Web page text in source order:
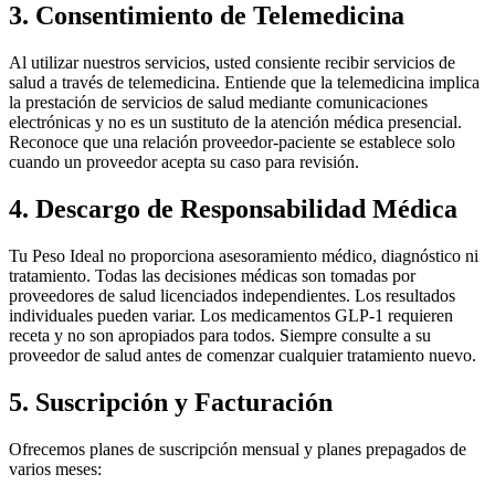
3. Consentimiento de Telemedicina
Al utilizar nuestros servicios, usted consiente recibir servicios de
salud a través de telemedicina. Entiende que la telemedicina implica
la prestación de servicios de salud mediante comunicaciones
electrónicas y no es un sustituto de la atención médica presencial.
Reconoce que una relación proveedor-paciente se establece solo
cuando un proveedor acepta su caso para revisión.
4. Descargo de Responsabilidad Médica
Tu Peso Ideal no proporciona asesoramiento médico, diagnóstico ni
tratamiento. Todas las decisiones médicas son tomadas por
proveedores de salud licenciados independientes. Los resultados
individuales pueden variar. Los medicamentos GLP-1 requieren
receta y no son apropiados para todos. Siempre consulte a su
proveedor de salud antes de comenzar cualquier tratamiento nuevo.
5. Suscripción y Facturación
Ofrecemos planes de suscripción mensual y planes prepagados de
varios meses: